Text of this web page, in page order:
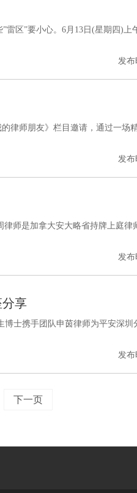
区”要小心。6月13日(星期四)上
发布
律师朋友》栏目邀请，通过一场
发布
师是加拿大安大略省持牌上庭
发布
享
士携手团队申茵律师为平安深
发布
下一页